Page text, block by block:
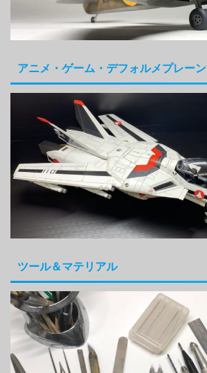
アニメ・ゲーム・デフォルメプレーン
ツール＆マテリアル